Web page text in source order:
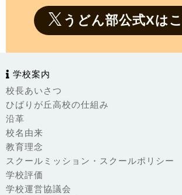
うどん部公式Xは
学校案内
校長あいさつ
ひばりが丘高校の仕組み
沿革
校名由来
教育理念
スクールミッション・スクールポリシー
学校評価
学校運営協議会